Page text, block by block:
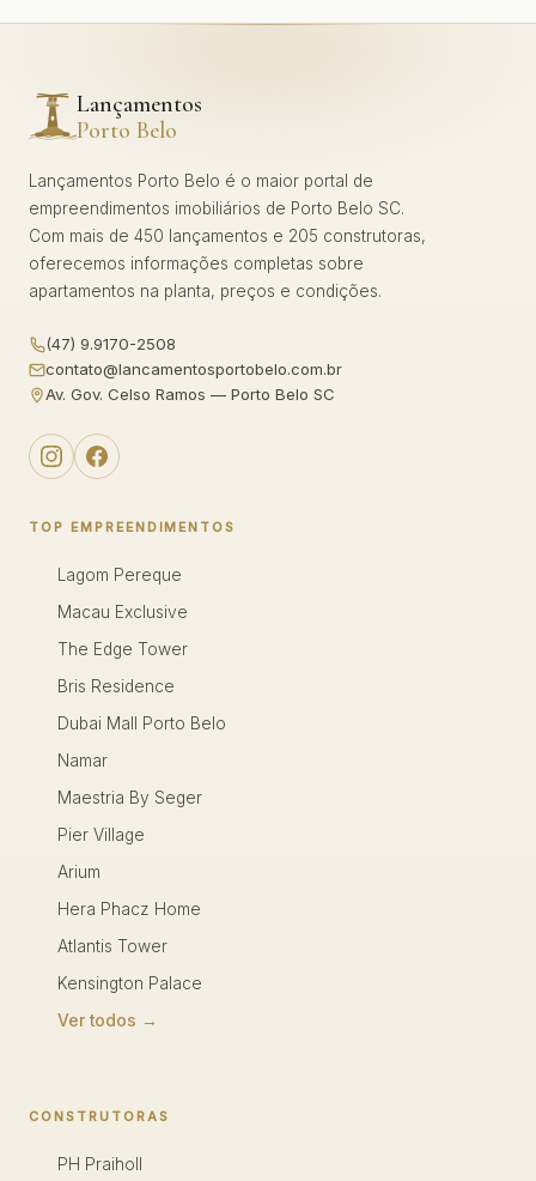
Lançamentos
Porto Belo
Lançamentos Porto Belo é o maior portal de
empreendimentos imobiliários de Porto Belo SC.
Com mais de 450 lançamentos e 205 construtoras,
oferecemos informações completas sobre
apartamentos na planta, preços e condições.
(47) 9.9170-2508
contato@lancamentosportobelo.com.br
Av. Gov. Celso Ramos — Porto Belo SC
TOP EMPREENDIMENTOS
Lagom Pereque
Macau Exclusive
The Edge Tower
Bris Residence
Dubai Mall Porto Belo
Namar
Maestria By Seger
Pier Village
Arium
Hera Phacz Home
Atlantis Tower
Kensington Palace
Ver todos →
CONSTRUTORAS
PH Praiholl